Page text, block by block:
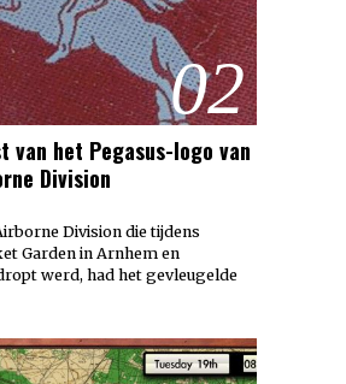
02
van het Pegasus-logo van
Division
Division die tijdens
Garden in Arnhem en
werd, had het gevleugelde